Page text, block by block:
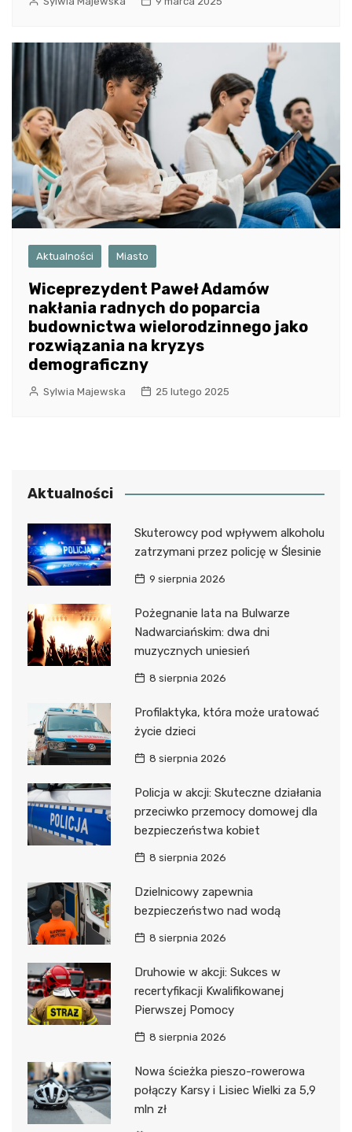
Aktualności Miasto
Wiceprezydent Paweł Adamów
nakłania radnych do poparcia
budownictwa wielorodzinnego jako
rozwiązania na kryzys
demograficzny
Sylwia Majewska 25 lutego 2025
Aktualności
Skuterowcy pod wpływem alkoholu
zatrzymani przez policję w Ślesinie
9 sierpnia 2026
Pożegnanie lata na Bulwarze
Nadwarciańskim: dwa dni
muzycznych uniesień
8 sierpnia 2026
Profilaktyka, która może uratować
życie dzieci
8 sierpnia 2026
Policja w akcji: Skuteczne działania
przeciwko przemocy domowej dla
bezpieczeństwa kobiet
8 sierpnia 2026
Dzielnicowy zapewnia
bezpieczeństwo nad wodą
8 sierpnia 2026
Druhowie w akcji: Sukces w
recertyfikacji Kwalifikowanej
Pierwszej Pomocy
8 sierpnia 2026
Nowa ścieżka pieszo-rowerowa
połączy Karsy i Lisiec Wielki za 5,9
mln zł